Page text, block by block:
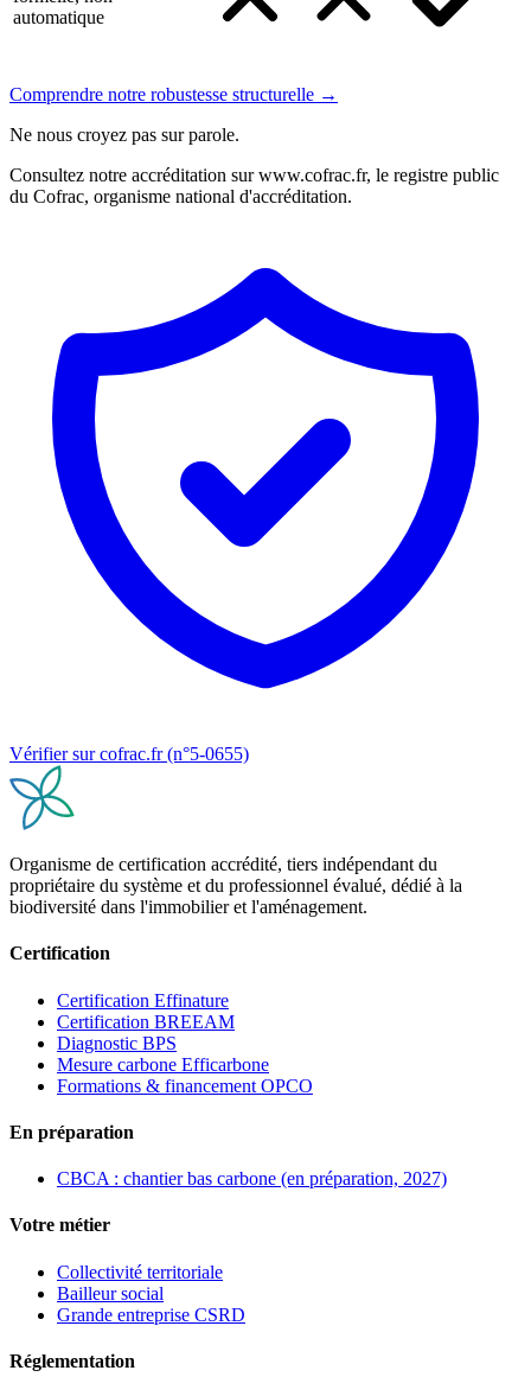
automatique
Comprendre notre robustesse structurelle →
Ne nous croyez pas sur parole.
Consultez notre accréditation sur www.cofrac.fr, le registre public
du Cofrac, organisme national d'accréditation.
Vérifier sur cofrac.fr (n°5-0655)
Organisme de certification accrédité, tiers indépendant du
propriétaire du système et du professionnel évalué, dédié à la
biodiversité dans l'immobilier et l'aménagement.
Certification
Certification Effinature
Certification BREEAM
Diagnostic BPS
Mesure carbone Efficarbone
Formations & financement OPCO
En préparation
CBCA : chantier bas carbone (en préparation, 2027)
Votre métier
Collectivité territoriale
Bailleur social
Grande entreprise CSRD
Réglementation